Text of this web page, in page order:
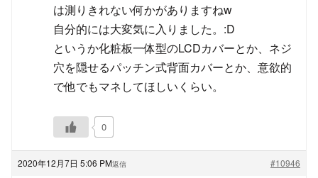
は測りきれない何かがありますねw
自分的には大変気に入りました。:D
というか化粧板一体型のLCDカバーとか、ネジ
穴を隠せるパッチン式背面カバーとか、意欲的
で他でもマネしてほしいくらい。
0
2020年12月7日 5:06 PM #10946
返信